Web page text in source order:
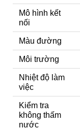
Mô hình kết
nối
Màu đường
Môi trường
Nhiệt độ làm
việc
Kiểm tra
không thấm
nước